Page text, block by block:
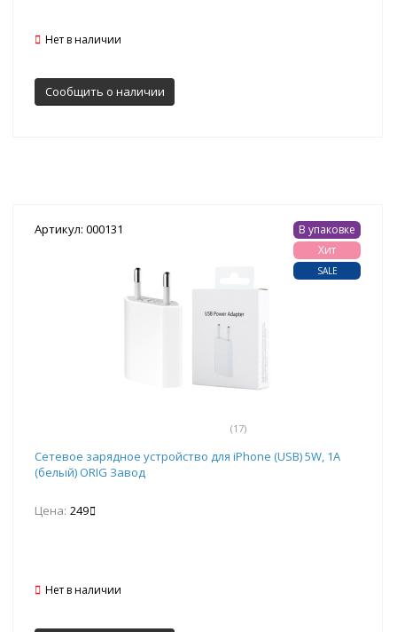
Нет в наличии
Сообщить о наличии
Артикул: 000131
(17)
В упаковке
Хит
SALE
Сетевое зарядное устройство для iPhone (USB) 5W, 1A
(белый) ORIG Завод
Цена: 249
Нет в наличии